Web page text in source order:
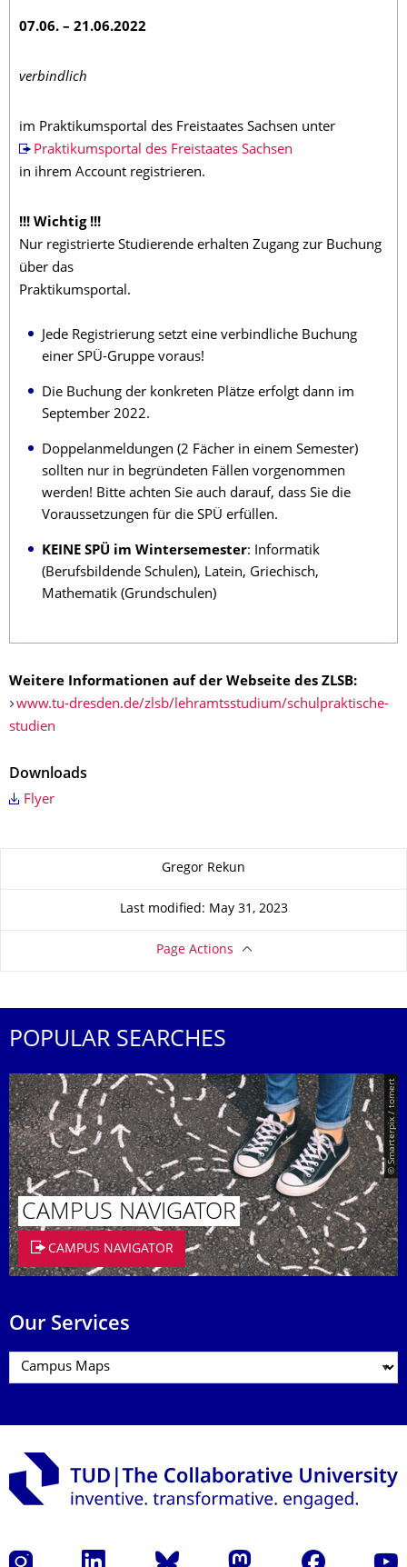
07.06. – 21.06.2022
verbindlich
im Praktikumsportal des Freistaates Sachsen unter
Praktikumsportal des Freistaates Sachsen
in ihrem Account registrieren.
!!! Wichtig !!!
Nur registrierte Studierende erhalten Zugang zur Buchung
über das
Praktikumsportal.
Jede Registrierung setzt eine verbindliche Buchung
einer SPÜ-Gruppe voraus!
Die Buchung der konkreten Plätze erfolgt dann im
September 2022.
Doppelanmeldungen (2 Fächer in einem Semester)
sollten nur in begründeten Fällen vorgenommen
werden! Bitte achten Sie auch darauf, dass Sie die
Voraussetzungen für die SPÜ erfüllen.
KEINE SPÜ im Wintersemester: Informatik
(Berufsbildende Schulen), Latein, Griechisch,
Mathematik (Grundschulen)
Weitere Informationen auf der Webseite des ZLSB:
www.tu-dresden.de/zlsb/lehramtsstudium/schulpraktische-
studien
Downloads
Flyer
Gregor Rekun
Last modified: May 31, 2023
Page Actions
POPULAR SEARCHES
© Smarterpix / tomert
CAMPUS NAVIGATOR
CAMPUS NAVIGATOR
Our Services
Instagram LinkedIn Bluesky Mastodon Facebook